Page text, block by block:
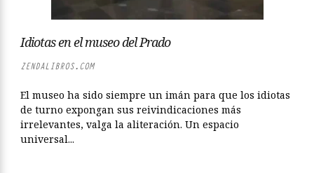
Idiotas en el museo del Prado
ZENDALIBROS.COM
El museo ha sido siempre un imán para que los idiotas
de turno expongan sus reivindicaciones más
irrelevantes, valga la aliteración. Un espacio
universal...